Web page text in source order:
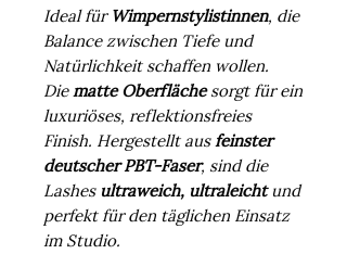
Ideal fürWimpernstylistinnen, die
Balance zwischen Tiefe und
Natürlichkeit schaffen wollen.
Diematte Oberflächesorgt für ein
luxuriöses, reflektionsfreies
Finish. Hergestellt ausfeinster
deutscher PBT-Faser, sind die
Lashes ultraweich, ultraleichtund
perfekt für den täglichen Einsatz
im Studio.